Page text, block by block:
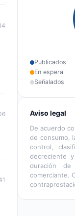
Publicados
En espera
Señalados
Aviso legal
De acuerdo
de consumo,
control,
decreciente
duración
comerciante.